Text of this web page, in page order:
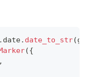
. date. date_to_str(
({
,